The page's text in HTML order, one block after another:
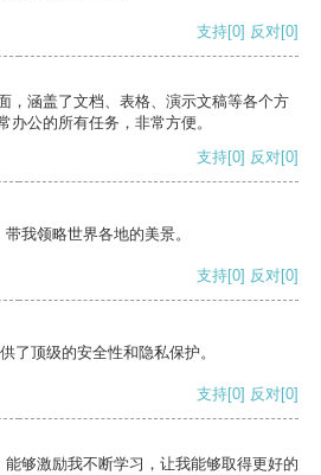
支持[0] 反对[0]
，涵盖了文档、表格、演示文稿等各个方
办公的所有任务，非常方便。
支持[0] 反对[0]
我领略世界各地的美景。
支持[0] 反对[0]
了顶级的安全性和隐私保护。
支持[0] 反对[0]
够激励我不断学习，让我能够取得更好的